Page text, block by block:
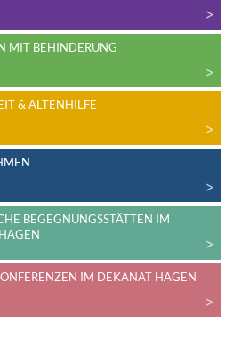
MIT BEHINDERUNG
& ALTENHILFE
BEGEGNUNGSSTÄTTEN IM
IM DEKANAT HAGEN